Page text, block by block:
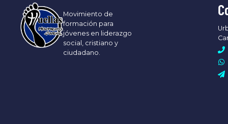
Movimiento de
formación para
jóvenes en liderazgo
social, cristiano y
ciudadano.